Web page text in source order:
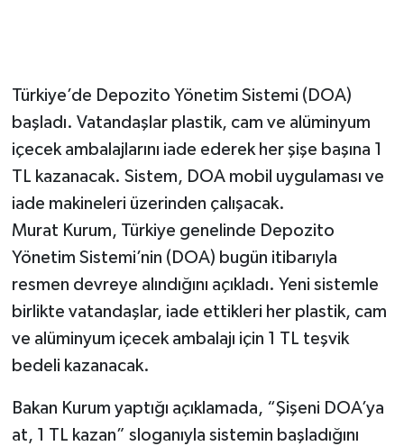
Türkiye’de Depozito Yönetim Sistemi (DOA)
başladı. Vatandaşlar plastik, cam ve alüminyum
içecek ambalajlarını iade ederek her şişe başına 1
TL kazanacak. Sistem, DOA mobil uygulaması ve
iade makineleri üzerinden çalışacak.
Murat Kurum, Türkiye genelinde Depozito
Yönetim Sistemi’nin (DOA) bugün itibarıyla
resmen devreye alındığını açıkladı. Yeni sistemle
birlikte vatandaşlar, iade ettikleri her plastik, cam
ve alüminyum içecek ambalajı için 1 TL teşvik
bedeli kazanacak.
Bakan Kurum yaptığı açıklamada, “Şişeni DOA’ya
at, 1 TL kazan” sloganıyla sistemin başladığını